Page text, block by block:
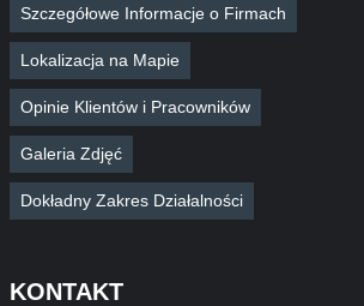
Szczegółowe Informacje o Firmach
Lokalizacja na Mapie
Opinie Klientów i Pracowników
Galeria Zdjęć
Dokładny Zakres Działalności
KONTAKT